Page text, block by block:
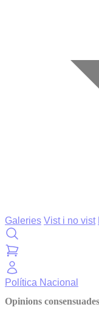
Galeries Vist i no vist
Política Nacional
Opinions consensuades